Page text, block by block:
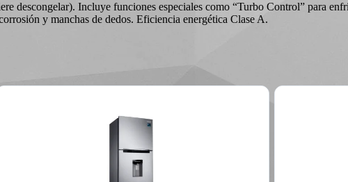
descongelar). Incluye funciones especiales como “Turbo Control” para
y manchas de dedos. Eficiencia energética Clase A.